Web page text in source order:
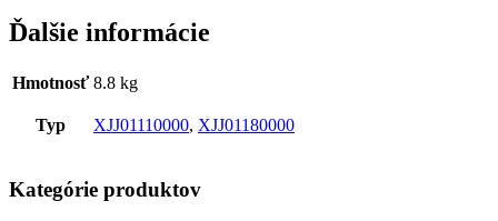
Ďalšie informácie
Hmotnosť 8.8 kg
Typ XJJ01110000, XJJ01180000
Kategórie produktov